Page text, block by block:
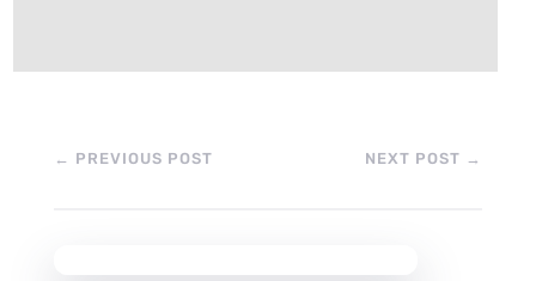
← PREVIOUS POST NEXT POST →